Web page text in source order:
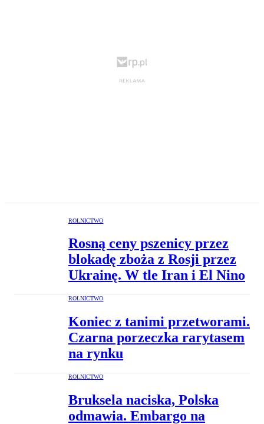
ROLNICTWO
Rosną ceny pszenicy przez
blokadę zboża z Rosji przez
Ukrainę. W tle Iran i El Nino
ROLNICTWO
Koniec z tanimi przetworami.
Czarna porzeczka rarytasem
na rynku
ROLNICTWO
Bruksela naciska, Polska
odmawia. Embargo na